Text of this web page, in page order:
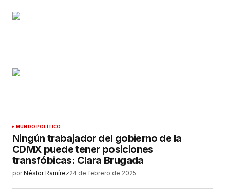
MUNDO POLÍTICO
Ningún trabajador del gobierno de la
CDMX puede tener posiciones
transfóbicas: Clara Brugada
por Néstor Ramírez24 de febrero de 2025